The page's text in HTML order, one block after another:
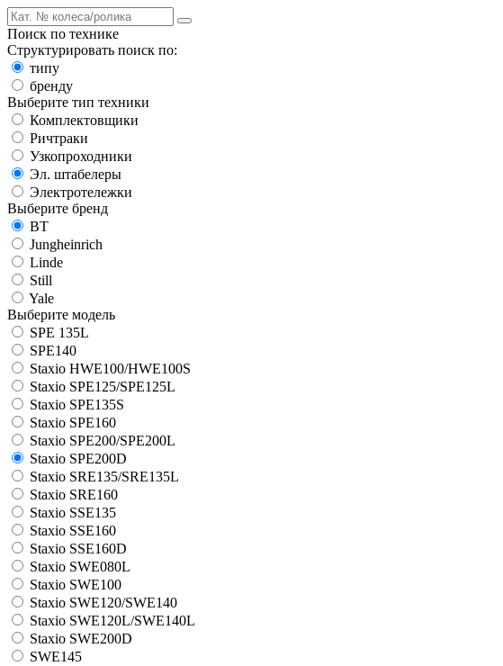
Поиск по технике
Структурировать поиск по:
типу
бренду
Выберите тип техники
Комплектовщики
Ричтраки
Узкопроходники
Эл. штабелеры
Электротележки
Выберите бренд
BT
Jungheinrich
Linde
Still
Yale
Выберите модель
SPE 135L
SPE140
Staxio HWE100/HWE100S
Staxio SPE125/SPE125L
Staxio SPE135S
Staxio SPE160
Staxio SPE200/SPE200L
Staxio SPE200D
Staxio SRE135/SRE135L
Staxio SRE160
Staxio SSE135
Staxio SSE160
Staxio SSE160D
Staxio SWE080L
Staxio SWE100
Staxio SWE120/SWE140
Staxio SWE120L/SWE140L
Staxio SWE200D
SWE145